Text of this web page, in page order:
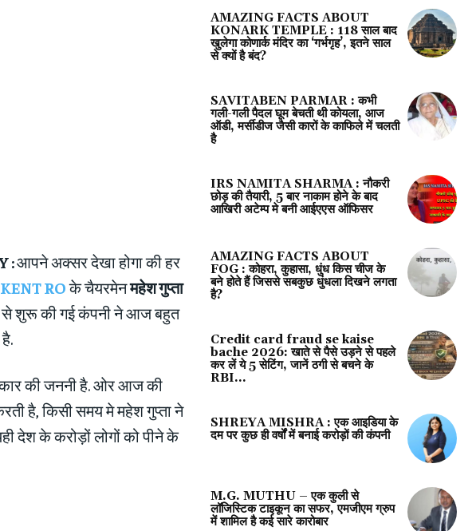
:आपने अक्सर देखा होगा की हर
KENT ROके चैयरमेनमहेश गुप्ता
से शुरू की गई कंपनी ने आज बहुत
की जननी है. ओर आज की
है, किसी समय मे महेश गुप्ता ने
देश के करोड़ों लोगों को पीने के
AMAZING FACTS ABOUT
KONARK TEMPLE : 118 साल बाद
खुलेगा कोणार्क मंदिर का ‘गर्भगृह’, इतने साल
से क्यों है बंद?
SAVITABEN PARMAR : कभी
गली-गली पैदल घूम बेचती थी कोयला, आज
ऑडी, मर्सीडीज जैसी कारों के काफिले में चलती
है
IRS NAMITA SHARMA : नौकरी
छोड़ की तैयारी, 5 बार नाकाम होने के बाद
आखिरी अटेम्प मे बनी आईएएस ऑफिसर
AMAZING FACTS ABOUT
FOG : कोहरा, कुहासा, धुंध किस चीज के
बने होते हैं जिससे सबकुछ धुंधला दिखने लगता
है?
Credit card fraud se kaise
bache 2026: खाते से पैसे उड़ने से पहले
कर लें ये 5 सेटिंग, जानें ठगी से बचने के
RBI...
SHREYA MISHRA : एक आइडिया के
दम पर कुछ ही वर्षों में बनाई करोड़ों की कंपनी
M.G. MUTHU – एक कुली से
लॉजिस्टिक टाइकून का सफर, एमजीएम ग्रुप
में शामिल है कई सारे कारोबार